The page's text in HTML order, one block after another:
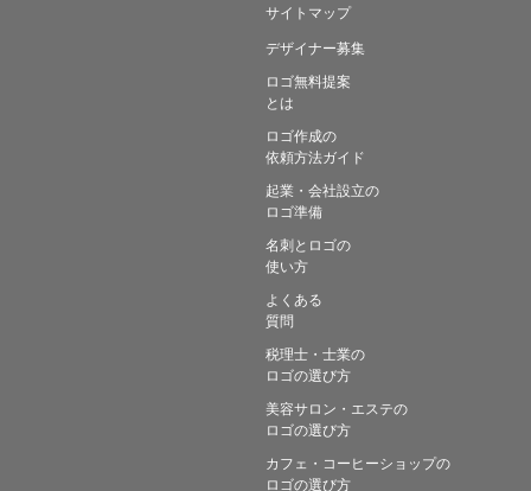
サイトマップ
デザイナー募集
ロゴ無料提案
とは
ロゴ作成の
依頼方法ガイド
起業・会社設立の
ロゴ準備
名刺とロゴの
使い方
よくある
質問
税理士・士業の
ロゴの選び方
美容サロン・エステの
ロゴの選び方
カフェ・コーヒーショップの
ロゴの選び方